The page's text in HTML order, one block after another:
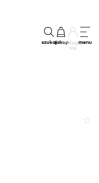
szukajzakupZaloguj
się
menu